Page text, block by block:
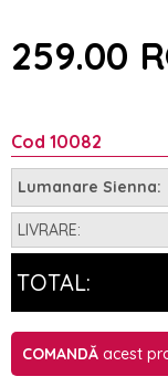
259.00
Cod 10082
Lumanare Sienna:
LIVRARE:
TOTAL:
COMANDĂ acest